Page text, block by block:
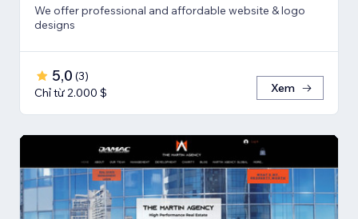
We offer professional and affordable website & logo
designs
5,0 (3)
Chỉ từ 2.000 $
Xem